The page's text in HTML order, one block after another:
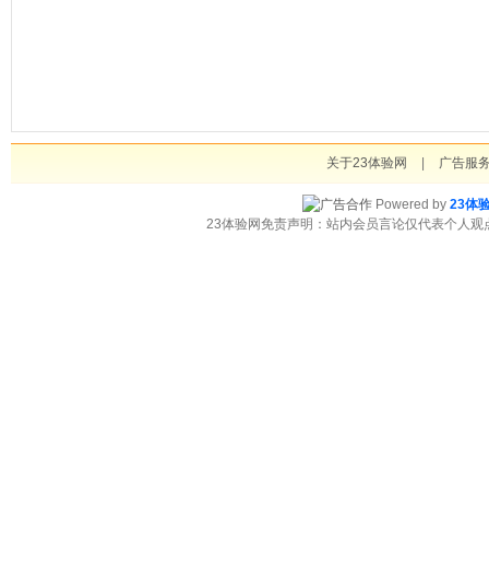
关于23体验网 广告服
Powered by 23体
23体验网免责声明：站内会员言论仅代表个人